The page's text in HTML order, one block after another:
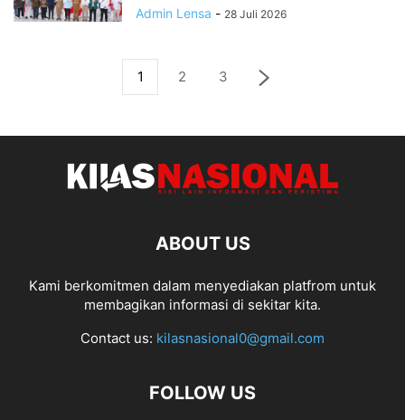
Admin Lensa - 28 Juli 2026
1 2 3
ABOUT US
Kami berkomitmen dalam menyediakan platfrom untuk
membagikan informasi di sekitar kita.
Contact us: kilasnasional0@gmail.com
FOLLOW US